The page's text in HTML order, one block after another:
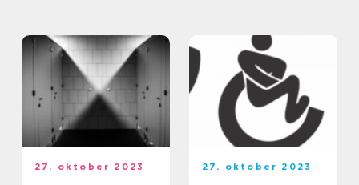
27. oktober 2023 27. oktober 2023